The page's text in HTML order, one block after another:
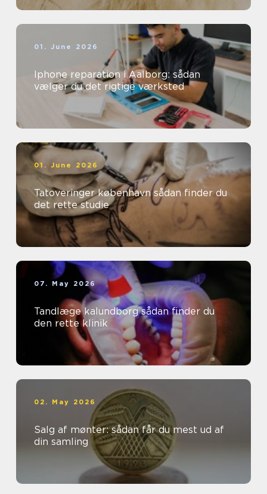
01. June 2026
Iphone reparation i Aalborg: sådan
vælger du det rigtige værksted
01. June 2026
Tatoveringer københavn sådan finder du
det rette studie
07. May 2026
Tandlæge kalundborg sådan finder du
den rette klinik
02. May 2026
Salg af mønter: sådan får du mest ud af
din samling